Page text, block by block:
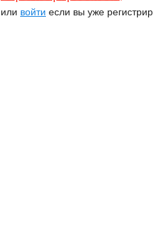
или войти если вы уже